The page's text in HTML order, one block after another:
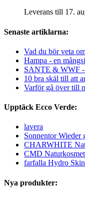
Leverans till 17.
Senaste artiklarna:
Vad du bör veta
Hampa - en
SANTE & WWF -
10 bra skäl till att
Varför gå över till
Upptäck Ecco Verde:
lavera
Sonnentor
CHARWHITE
CMD
farfalla Hydro
Nya produkter: